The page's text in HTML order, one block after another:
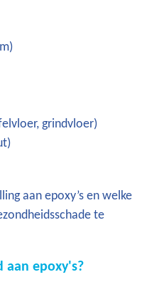
grindvloer)
aan epoxy’s en welke
te
aan epoxy's?